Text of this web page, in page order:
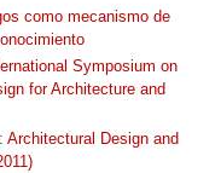
como mecanismo de
Symposium on
for Architecture and
Architectural Design and